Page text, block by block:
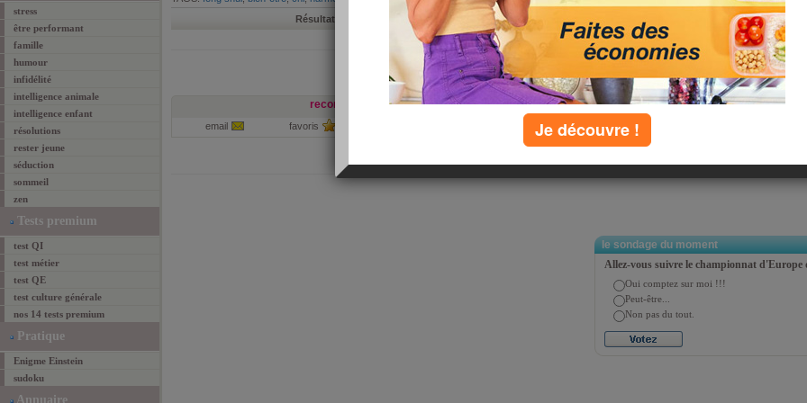
stress
être performant
famille
humour
infidélité
intelligence animale
intelligence enfant
résolutions
rester jeune
séduction
sommeil
zen
Tests premium
test QI
test métier
test QE
test culture générale
nos 14 tests premium
Pratique
Enigme Einstein
sudoku
Annuaire
Résultats 1-1 de 1
premiera | précédent | suivant | dernier
recommander cette page :
email favoris
le sondage du moment
Allez-vous suivre le championnat d'Europe
Oui comptez sur moi !!!
Peut-être...
Non pas du tout.
Je découvre !